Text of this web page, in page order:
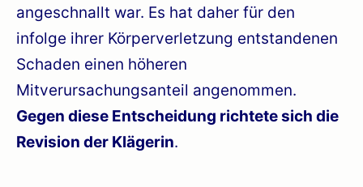
angeschnallt war. Es hat daher für den
infolge ihrer Körperverletzung entstandenen
Schaden einen höheren
Mitverursachungsanteil angenommen.
Gegen diese Entscheidung richtete sich die
Revision der Klägerin.